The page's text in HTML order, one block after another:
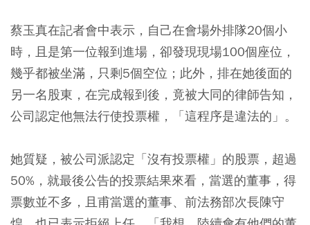
蔡玉真在記者會中表示，自己在會場外排隊20個小
時，且是第一位報到進場，卻發現現場100個座位，
幾乎都被坐滿，只剩5個空位；此外，排在她後面的
另一名股東，在完成報到後，竟被大同的律師告知，
公司認定他無法行使投票權，「這程序是違法的」。
她質疑，被公司派認定「沒有投票權」的股票，超過
50%，就最後公告的投票結果來看，當選的董事，得
票數並不多，且甫當選的董事、前法務部次長陳守